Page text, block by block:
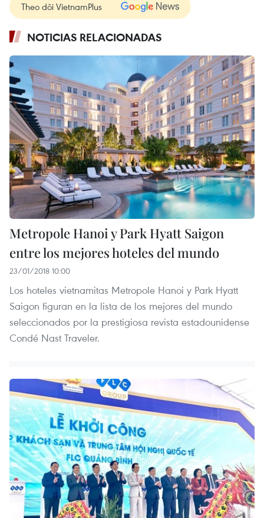
Theo dõi VietnamPlus
NOTICIAS RELACIONADAS
Metropole Hanoi y Park Hyatt Saigon
entre los mejores hoteles del mundo
23/01/2018 10:00
Los hoteles vietnamitas Metropole Hanoi y Park Hyatt
Saigon figuran en la lista de los mejores del mundo
seleccionados por la prestigiosa revista estadounidense
Condé Nast Traveler.